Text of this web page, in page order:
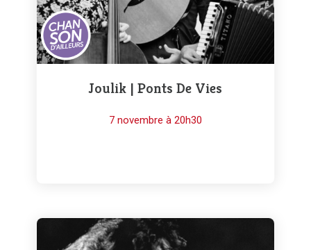
Joulik | Ponts De Vies
7 novembre à 20h30